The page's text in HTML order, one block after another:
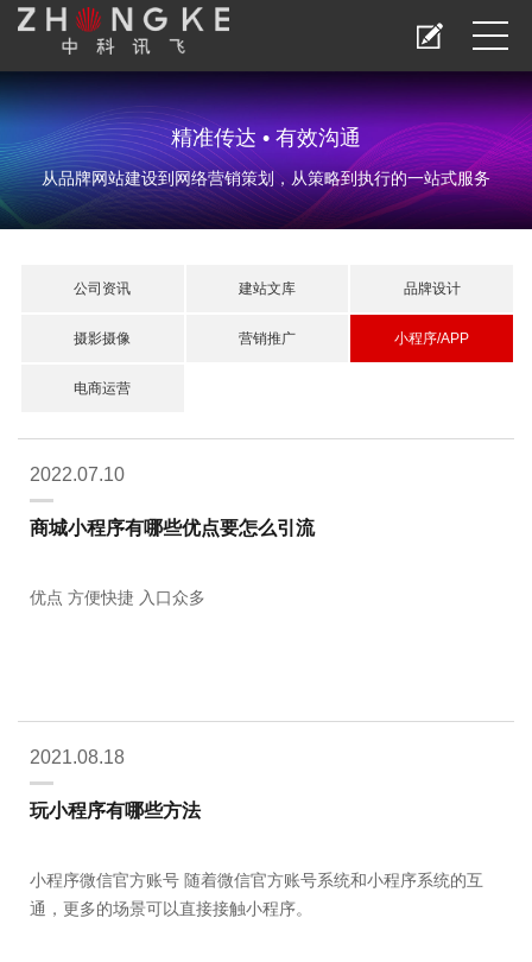
精准传达 • 有效沟通
从品牌网站建设到网络营销策划，从策略到执行的一站式服务
公司资讯 建站文库 品牌设计
摄影摄像 营销推广 小程序/APP
电商运营
2022.07.10
商城小程序有哪些优点要怎么引流
优点 方便快捷 入口众多
2021.08.18
玩小程序有哪些方法
小程序微信官方账号 随着微信官方账号系统和小程序系统的互
通，更多的场景可以直接接触小程序。